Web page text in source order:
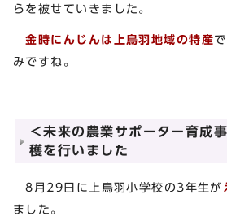
らを被せていきました。
金時にんじんは上鳥羽地域の特産
みですね。
＜未来の農業サポーター育成
穫を行いました
8月29日に上鳥羽小学校の3年生が
ました。